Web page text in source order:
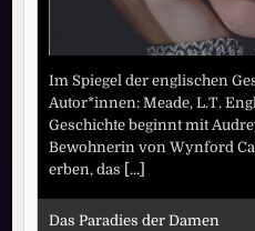
Im Spiegel der englischen
Autor*innen: Meade, L.T.
Geschichte beginnt mit
Bewohnerin von Wynford
erben, das [...]
Das Paradies der Damen